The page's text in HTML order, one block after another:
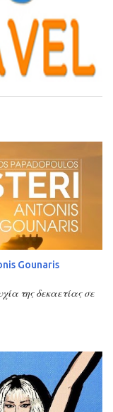
Gounaris
της δεκαετίας σε